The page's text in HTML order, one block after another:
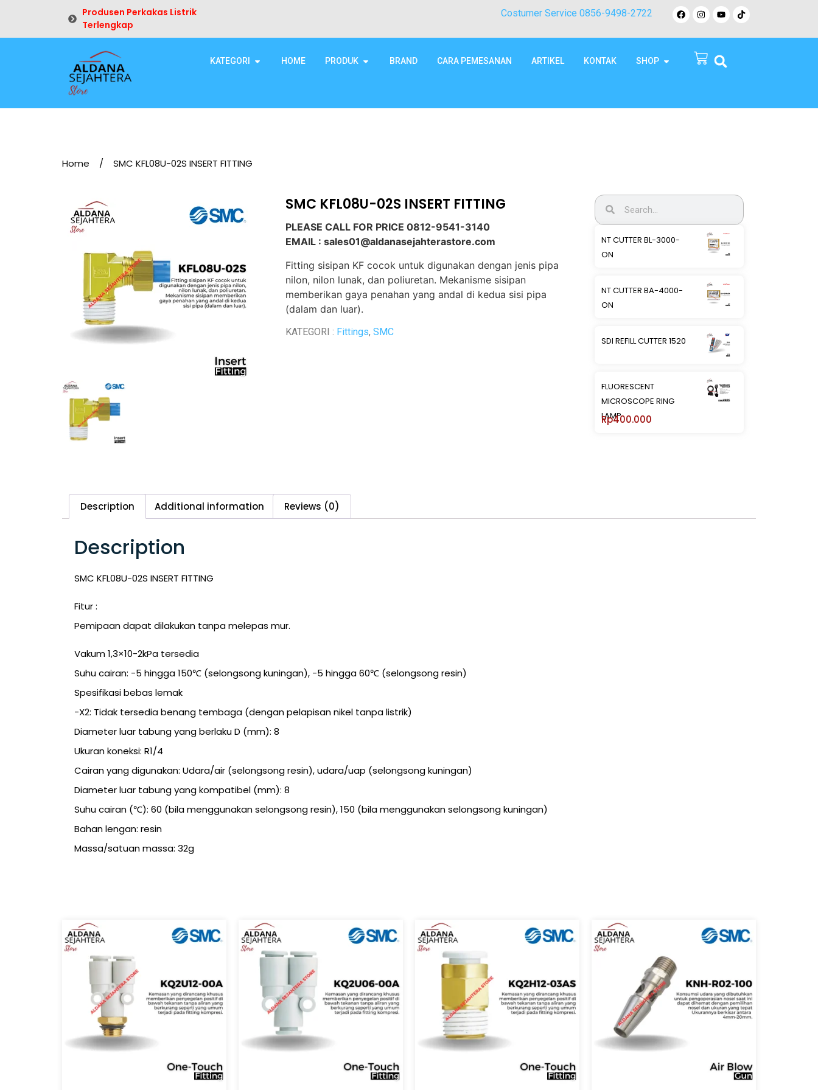
Produsen Perkakas Listrik
Terlengkap
Costumer Service 0856-9498-2722
KATEGORI HOME PRODUK BRAND CARA PEMESANAN ARTIKEL KONTAK SHOP
Home / SMC KFL08U-02S INSERT FITTING
SMC KFL08U-02S INSERT FITTING
PLEASE CALL FOR PRICE 0812-9541-3140
EMAIL : sales01@aldanasejahterastore.com
Fitting sisipan KF cocok untuk digunakan dengan jenis pipa
nilon, nilon lunak, dan poliuretan. Mekanisme sisipan
memberikan gaya penahan yang andal di kedua sisi pipa
(dalam dan luar).
KATEGORI : Fittings, SMC
NT CUTTER BL-3000-
ON
NT CUTTER BA-4000-
ON
SDI REFILL CUTTER 1520
FLUORESCENT
MICROSCOPE RING
LAMP
Rp400.000
Description Additional information Reviews (0)
Description
SMC KFL08U-02S INSERT FITTING
Fitur :
Pemipaan dapat dilakukan tanpa melepas mur.
Vakum 1,3×10-2kPa tersedia
Suhu cairan: -5 hingga 150℃ (selongsong kuningan), -5 hingga 60℃ (selongsong resin)
Spesifikasi bebas lemak
-X2: Tidak tersedia benang tembaga (dengan pelapisan nikel tanpa listrik)
Diameter luar tabung yang berlaku D (mm): 8
Ukuran koneksi: R1/4
Cairan yang digunakan: Udara/air (selongsong resin), udara/uap (selongsong kuningan)
Diameter luar tabung yang kompatibel (mm): 8
Suhu cairan (℃): 60 (bila menggunakan selongsong resin), 150 (bila menggunakan selongsong kuningan)
Bahan lengan: resin
Massa/satuan massa: 32g